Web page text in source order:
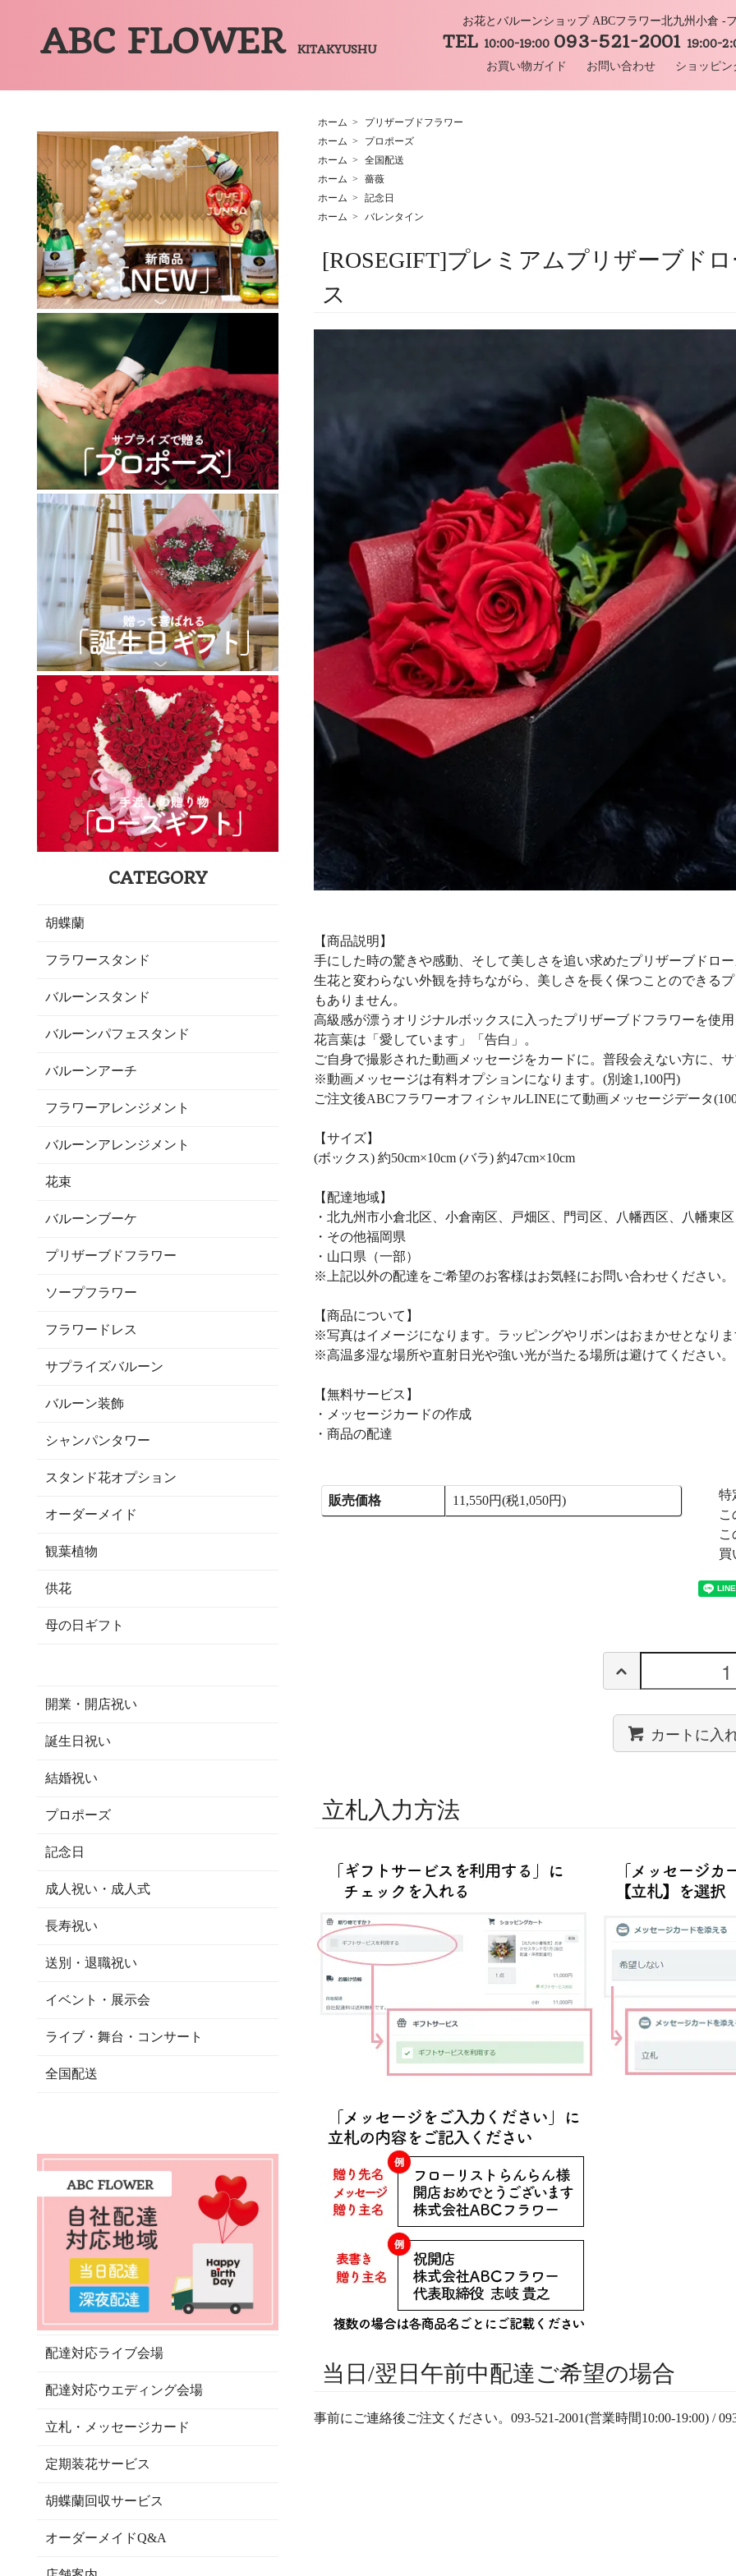
お花とバルーンショップ ABCフラワー北九州小倉 -
ABC FLOWER KITAKYUSHU TEL 10:00-19:00 093-521-2001 19:00-
お買い物ガイド お問い合わせ ショッピン
ホーム >
プリザーブドフラワー
ホーム >
プロポーズ
ホーム >
全国配送
ホーム >
薔薇
ホーム >
記念日
ホーム > バレンタイン
[ROSEGIFT]プレミアムプリザーブド
ス
【商品説明】
手にした時の驚きや感動、そして美しさを追い求めたプリザーブドロー
生花と変わらない外観を持ちながら、美しさを長く保つことのできる
もありません。
高級感が漂うオリジナルボックスに入ったプリザーブドフラワーを使
花言葉は「愛しています」「告白」。
ご自身で撮影された動画メッセージをカードに。普段会えない方に、
※動画メッセージは有料オプションになります。(別途1,100円)
ご注文後ABCフラワーオフィシャルLINEにて動画メッセージデータ
【サイズ】
(ボックス) 約50cm×10cm (バラ) 約47cm×10cm
【配達地域】
・北九州市小倉北区、小倉南区、戸畑区、門司区、八幡西区、八幡東
・その他福岡県
・山口県（一部）
※上記以外の配達をご希望のお客様はお気軽にお問い合わせください。
【商品について】
※写真はイメージになります。ラッピングやリボンはおまかせとなりま
※高温多湿な場所や直射日光や強い光が当たる場所は避けてください。
【無料サービス】
・メッセージカードの作成
・商品の配達
販売価格 11,550円(税1,050円)
特
こ
こ
買
カートに入
立札入力方法
当日/翌日午前中配達ご希望の場合
事前にご連絡後ご注文ください。093-521-2001(営業時間10:00-19:00) /
CATEGORY
胡蝶蘭
フラワースタンド
バルーンスタンド
バルーンパフェスタンド
バルーンアーチ
フラワーアレンジメント
バルーンアレンジメント
花束
バルーンブーケ
プリザーブドフラワー
ソープフラワー
フラワードレス
サプライズバルーン
バルーン装飾
シャンパンタワー
スタンド花オプション
オーダーメイド
観葉植物
供花
母の日ギフト
開業・開店祝い
誕生日祝い
結婚祝い
プロポーズ
記念日
成人祝い・成人式
長寿祝い
送別・退職祝い
イベント・展示会
ライブ・舞台・コンサート
全国配送
配達対応ライブ会場
配達対応ウエディング会場
立札・メッセージカード
定期装花サービス
胡蝶蘭回収サービス
オーダーメイドQ&A